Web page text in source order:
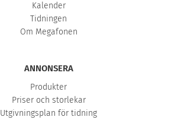
Kalender
Tidningen
Om Megafonen
ANNONSERA
Produkter
Priser och storlekar
Utgivningsplan för tidning